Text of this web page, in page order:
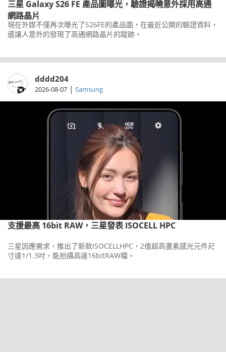
三星 Galaxy S26 FE 產品圖曝光，驗證揭曉意外採用高通
網路晶片
現在外媒不僅再次曝光了S26FE的產品圖，在最近公開的驗證資料，
還讓人意外的發現了高通網路晶片的蹤跡。
dddd204
2026-08-07 | Samsung
支援最高 16bit RAW，三星發表 ISOCELL HPC
三星因應需求，推出了新款ISOCELLHPC，2億超高畫素感光元件尺
寸達1/1.3吋，能拍攝高達16bitRAW檔。